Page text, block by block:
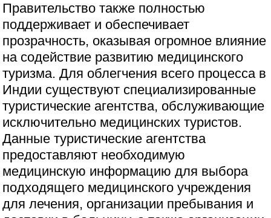
Правительство также полностью
поддерживает и обеспечивает
прозрачность, оказывая огромное влияние
на содействие развитию медицинского
туризма. Для облегчения всего процесса в
Индии существуют специализированные
туристические агентства, обслуживающие
исключительно медицинских туристов.
Данные туристические агентства
предоставляют необходимую
медицинскую информацию для выбора
подходящего медицинского учреждения
для лечения, организации пребывания и